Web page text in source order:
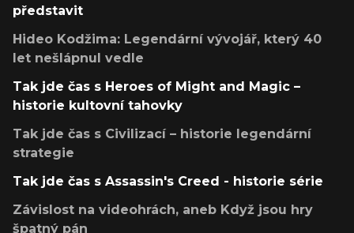
představit
Hideo Kodžima: Legendární vývojář, který 40
let nešlápnul vedle
Tak jde čas s Heroes of Might and Magic –
historie kultovní tahovky
Tak jde čas s Civilizací – historie legendární
strategie
Tak jde čas s Assassin's Creed - historie série
Závislost na videohrách, aneb Když jsou hry
špatný pán